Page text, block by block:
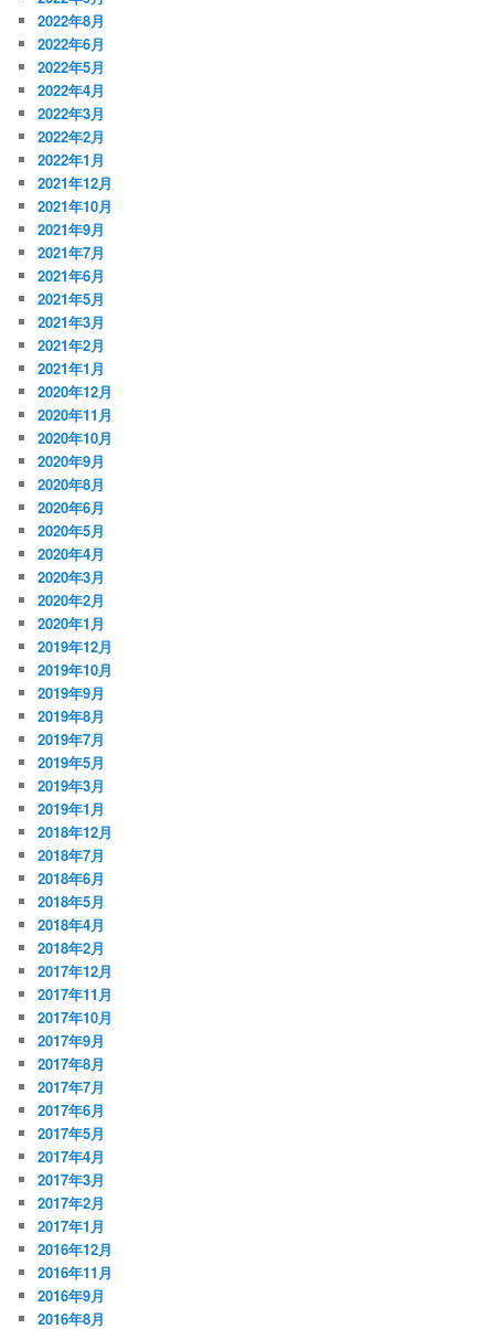
2022年8月
2022年6月
2022年5月
2022年4月
2022年3月
2022年2月
2022年1月
2021年12月
2021年10月
2021年9月
2021年7月
2021年6月
2021年5月
2021年3月
2021年2月
2021年1月
2020年12月
2020年11月
2020年10月
2020年9月
2020年8月
2020年6月
2020年5月
2020年4月
2020年3月
2020年2月
2020年1月
2019年12月
2019年10月
2019年9月
2019年8月
2019年7月
2019年5月
2019年3月
2019年1月
2018年12月
2018年7月
2018年6月
2018年5月
2018年4月
2018年2月
2017年12月
2017年11月
2017年10月
2017年9月
2017年8月
2017年7月
2017年6月
2017年5月
2017年4月
2017年3月
2017年2月
2017年1月
2016年12月
2016年11月
2016年9月
2016年8月